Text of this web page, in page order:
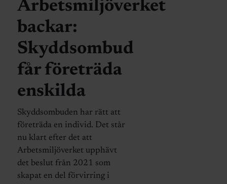
Arbetsmiljöverket
backar:
Skyddsombud
får företräda
enskilda
Skyddsombuden har rätt att
företräda en individ. Det står
nu klart efter det att
Arbetsmiljöverket upphävt
det beslut från 2021 som
skapat en del förvirring i